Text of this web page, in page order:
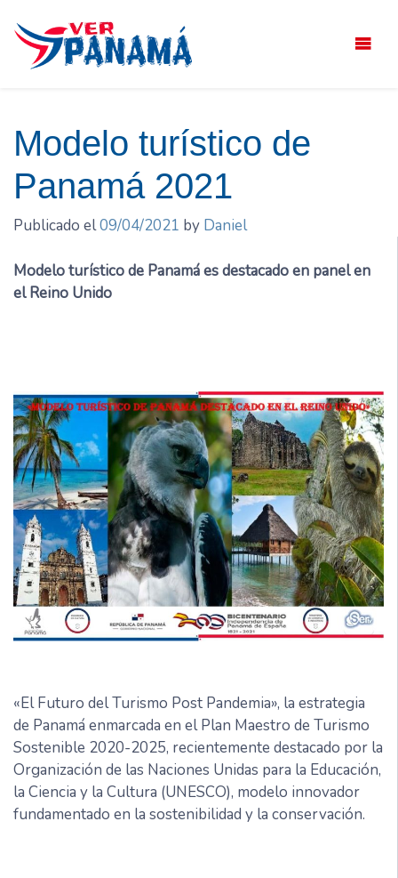
contenido
Modelo turístico de
Panamá 2021
Publicado el09/04/2021 by Daniel
Modelo turístico de Panamá es destacado en panel en
el Reino Unido
«El Futuro del Turismo Post Pandemia», la estrategia
de Panamá enmarcada en el Plan Maestro de Turismo
Sostenible 2020-2025, recientemente destacado por la
Organización de las Naciones Unidas para la Educación,
la Ciencia y la Cultura (UNESCO), modelo innovador
fundamentado en la sostenibilidad y la conservación.